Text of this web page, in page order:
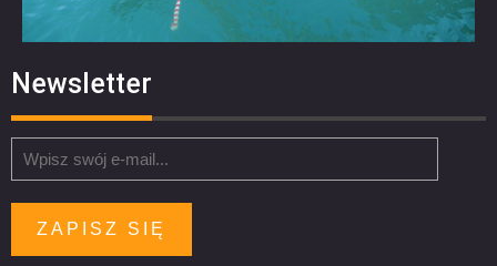
Newsletter
ZAPISZ SIĘ